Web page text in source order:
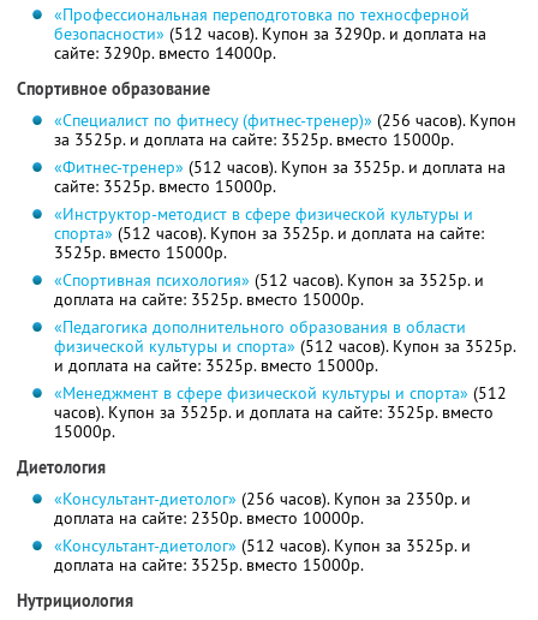
«Профессиональная переподготовка по техносферной
безопасности» (512 часов). Купон за 3290р. и доплата на
сайте: 3290р. вместо 14000р.
Спортивное образование
«Специалист по фитнесу (фитнес-тренер)» (256 часов). Купон
за 3525р. и доплата на сайте: 3525р. вместо 15000р.
«Фитнес-тренер» (512 часов). Купон за 3525р. и доплата на
сайте: 3525р. вместо 15000р.
«Инструктор-методист в сфере физической культуры и
спорта» (512 часов). Купон за 3525р. и доплата на сайте:
3525р. вместо 15000р.
«Спортивная психология» (512 часов). Купон за 3525р. и
доплата на сайте: 3525р. вместо 15000р.
«Педагогика дополнительного образования в области
физической культуры и спорта» (512 часов). Купон за 3525р.
и доплата на сайте: 3525р. вместо 15000р.
«Менеджмент в сфере физической культуры и спорта» (512
часов). Купон за 3525р. и доплата на сайте: 3525р. вместо
15000р.
Диетология
«Консультант-диетолог» (256 часов). Купон за 2350р. и
доплата на сайте: 2350р. вместо 10000р.
«Консультант-диетолог» (512 часов). Купон за 3525р. и
доплата на сайте: 3525р. вместо 15000р.
Нутрициология